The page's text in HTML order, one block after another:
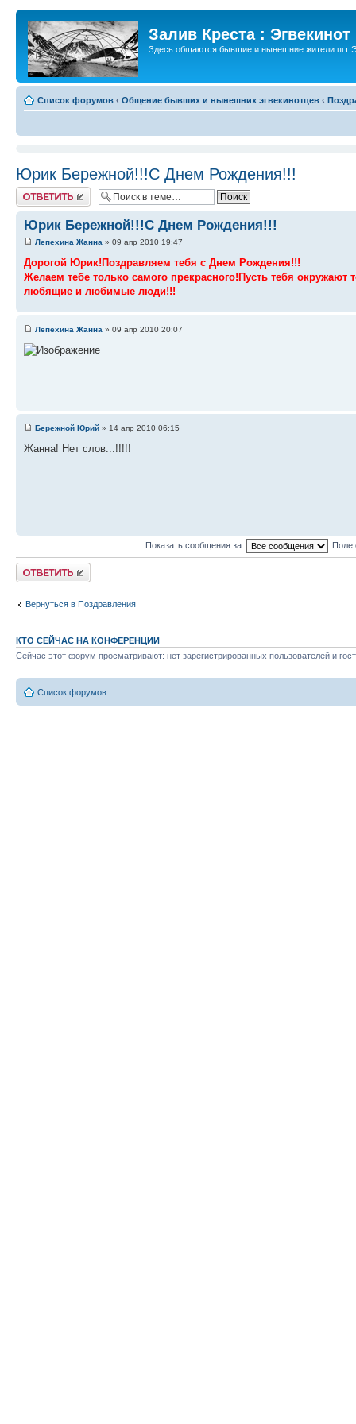
Залив Креста : Эгвекинот
Здесь общаются бывшие и нынешние жители пгт
Список форумов ‹ Общение бывших и нынешних эгвекинотцев ‹
Юрик Бережной!!!С Днем Рождения!!!
Ответить
Юрик Бережной!!!С Днем Рождения!!!
Лепехина Жанна » 09 апр 2010 19:47
Дорогой Юрик!Поздравляем тебя с Днем Рождения!!!
Желаем тебе только самого прекрасного!Пусть тебя окружают
любящие и любимые люди!!!
Лепехина Жанна » 09 апр 2010 20:07
Бережной Юрий » 14 апр 2010 06:15
Жанна! Нет слов...!!!!!
Показать сообщения за: Поле
Ответить
Вернуться в Поздравления
КТО СЕЙЧАС НА КОНФЕРЕНЦИИ
Сейчас этот форум просматривают: нет зарегистрированных пользователей и
Список форумов